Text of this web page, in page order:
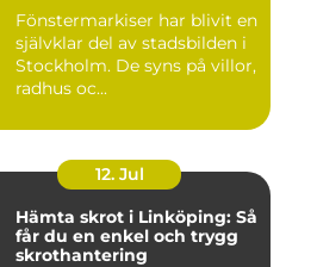
Fönstermarkiser har blivit en
självklar del av stadsbilden i
Stockholm. De syns på villor,
radhus oc...
12. Jul
Hämta skrot i Linköping: Så
får du en enkel och trygg
skrothantering